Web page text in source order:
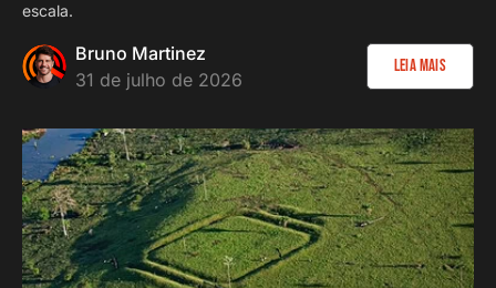
escala.
Bruno Martinez
31 de julho de 2026
Leia Mais